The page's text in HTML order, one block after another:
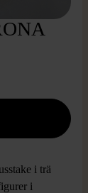
i trä
i